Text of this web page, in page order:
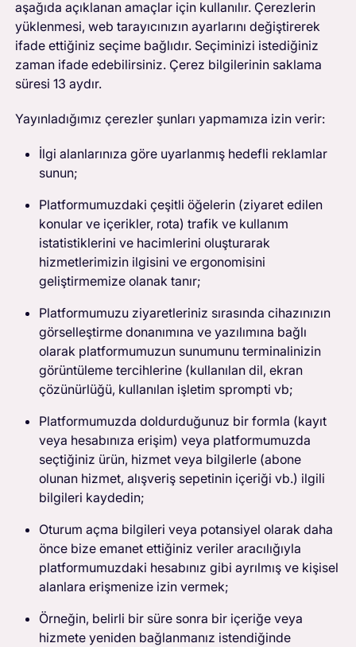
aşağıda açıklanan amaçlar için kullanılır. Çerezlerin
yüklenmesi, web tarayıcınızın ayarlarını değiştirerek
ifade ettiğiniz seçime bağlıdır. Seçiminizi istediğiniz
zaman ifade edebilirsiniz. Çerez bilgilerinin saklama
süresi 13 aydır.
Yayınladığımız çerezler şunları yapmamıza izin verir:
İlgi alanlarınıza göre uyarlanmış hedefli reklamlar
sunun;
Platformumuzdaki çeşitli öğelerin (ziyaret edilen
konular ve içerikler, rota) trafik ve kullanım
istatistiklerini ve hacimlerini oluşturarak
hizmetlerimizin ilgisini ve ergonomisini
geliştirmemize olanak tanır;
Platformumuzu ziyaretleriniz sırasında cihazınızın
görselleştirme donanımına ve yazılımına bağlı
olarak platformumuzun sunumunu terminalinizin
görüntüleme tercihlerine (kullanılan dil, ekran
çözünürlüğü, kullanılan işletim sprompti vb;
Platformumuzda doldurduğunuz bir formla (kayıt
veya hesabınıza erişim) veya platformumuzda
seçtiğiniz ürün, hizmet veya bilgilerle (abone
olunan hizmet, alışveriş sepetinin içeriği vb.) ilgili
bilgileri kaydedin;
Oturum açma bilgileri veya potansiyel olarak daha
önce bize emanet ettiğiniz veriler aracılığıyla
platformumuzdaki hesabınız gibi ayrılmış ve kişisel
alanlara erişmenize izin vermek;
Örneğin, belirli bir süre sonra bir içeriğe veya
hizmete yeniden bağlanmanız istendiğinde